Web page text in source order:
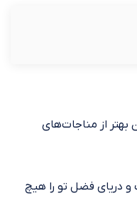
بهتر از مناجات‌های
و دریای فضل تو را هیچ